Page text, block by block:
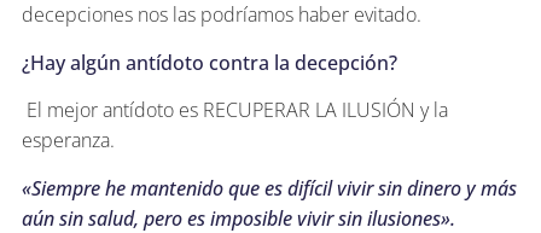
decepciones nos las podríamos haber evitado.
¿Hay algún antídoto contra la decepción?
El mejor antídoto es RECUPERAR LA ILUSIÓN y la
esperanza.
«Siempre he mantenido que es difícil vivir sin dinero y más
aún sin salud, pero es imposible vivir sin ilusiones».